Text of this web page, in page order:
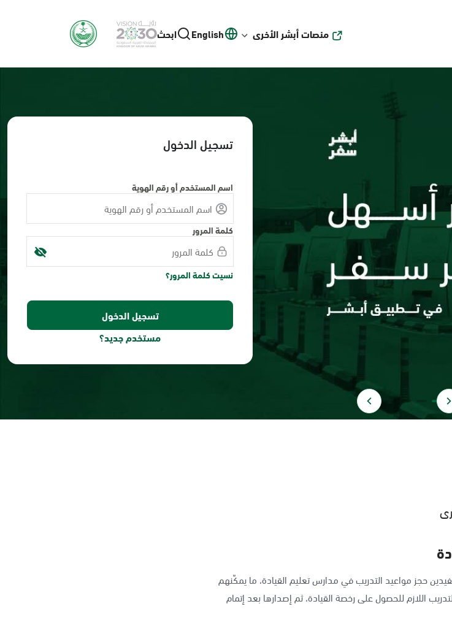
منصات أبشر الأخرى English ابحث
تسجيل الدخول
اسم المستخدم أو رقم الهوية
كلمة المرور
نسيت كلمة المرور؟
مستخدم جديد؟
حجز مواعيد التدريب في مدارس تعليم القيادة، ما يمكّنهم
اللازم للحصول على رخصة القيادة، ثم إصدارها بعد إتمام